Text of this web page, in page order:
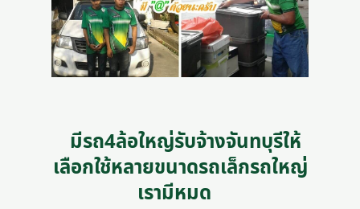
มีรถ4ล้อใหญ่รับจ้างจันทบุรีให้
เลือกใช้หลายขนาดรถเล็กรถใหญ่
เรามีหมด